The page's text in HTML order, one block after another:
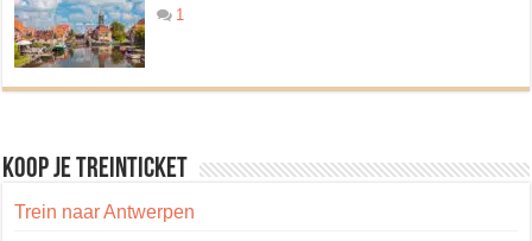
1
Koop je treinticket
Trein naar Antwerpen